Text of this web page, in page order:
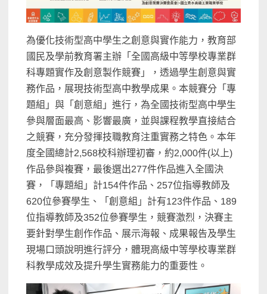
為優化技術型高中學生之創意與實作能力，教育部
國民及學前教育署主辦 「全國高級中等學校專業群
科專題實作及創意製作競賽」，透過學生創意與實
務作品，展現技術型高中教學成果。本競賽分「專
題組」與「創意組」進行，為全國技術型高中學生
參與層面最高、影響最廣，並與課程教學直接結合
之競賽，充分發揮技職教育注重實務之特色。本年
度全國總計2,568校科辦理初審，約2,000件(以上)
作品參與複賽，最後選出277件作品進入全國決
賽 ， 「專題組」計154件作品、 257位指導教師及
620位參賽學生、「創意組」計有123件作品、 189
位指導教師及352位參賽學生 ， 競賽激烈，決賽主
要針對學生創作作品、展示海報、成果報告及學生
現場口頭說明進行評分，體現高級中等學校專業群
科教學成效及提升學生實務能力的重要性。